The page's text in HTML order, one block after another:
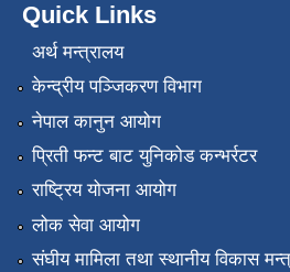
Quick Links
अर्थ मन्त्रालय
केन्द्रीय पञ्जिकरण विभाग
नेपाल कानुन आयोग
प्रिती फन्ट बाट युनिकोड कन्भर्रटर
राष्ट्रिय योजना आयोग
लोक सेवा आयोग
संघीय मामिला तथा स्थानीय विकास